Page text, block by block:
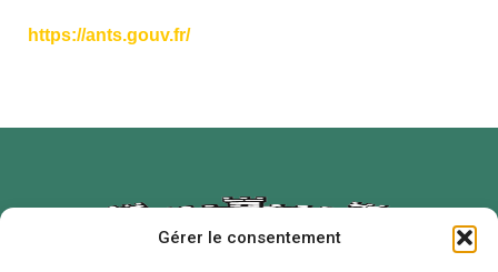
Gérer le consentement
https://ants.gouv.fr/